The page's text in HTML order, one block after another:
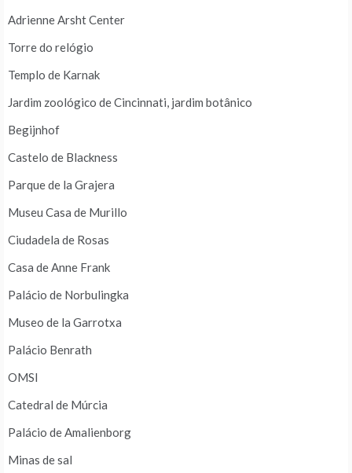
Adrienne Arsht Center
Torre do relógio
Templo de Karnak
Jardim zoológico de Cincinnati, jardim botânico
Begijnhof
Castelo de Blackness
Parque de la Grajera
Museu Casa de Murillo
Ciudadela de Rosas
Casa de Anne Frank
Palácio de Norbulingka
Museo de la Garrotxa
Palácio Benrath
OMSI
Catedral de Múrcia
Palácio de Amalienborg
Minas de sal